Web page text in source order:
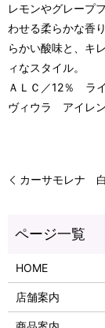
レモンやグレープ
わせる柔らかな香
らかい酸味と、キ
ィなスタイル。
ＡＬＣ／12％ ラ
ヴィウラ アイレン
カーサモレナ 白
HOME
店舗案内